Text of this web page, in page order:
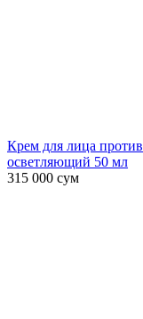
Крем для лица
осветляющий 50 мл
315 000 сум